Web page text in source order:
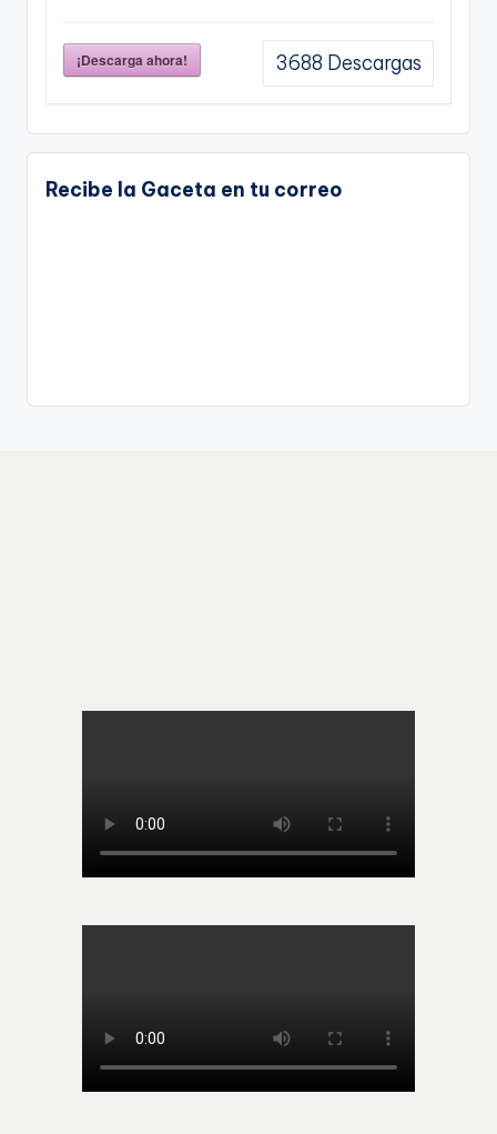
¡Descarga ahora! 3688 Descargas
Recibe la Gaceta en tu correo